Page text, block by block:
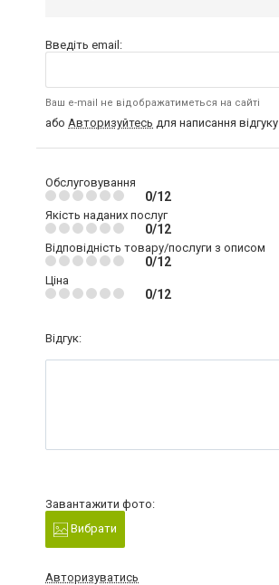
Введіть email:
Ваш e-mail не відображатиметься на сайті
або Авторизуйтесь для написання відгуку
Обслуговування
0/12
Якість наданих послуг
0/12
Відповідність товару/послуги з описом
0/12
Ціна
0/12
Відгук:
Завантажити фото:
Вибрати
Авторизуватись